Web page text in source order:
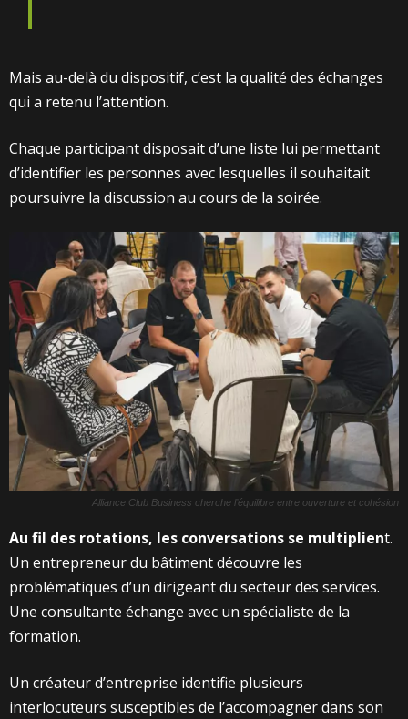
Mais au-delà du dispositif, c’est la qualité des échanges
qui a retenu l’attention.
Chaque participant disposait d’une liste lui permettant
d’identifier les personnes avec lesquelles il souhaitait
poursuivre la discussion au cours de la soirée.
Alliance Club Business cherche l’équilibre entre ouverture et cohésion
Au fil des rotations, les conversations se multiplient.
Un entrepreneur du bâtiment découvre les
problématiques d’un dirigeant du secteur des services.
Une consultante échange avec un spécialiste de la
formation.
Un créateur d’entreprise identifie plusieurs
interlocuteurs susceptibles de l’accompagner dans son